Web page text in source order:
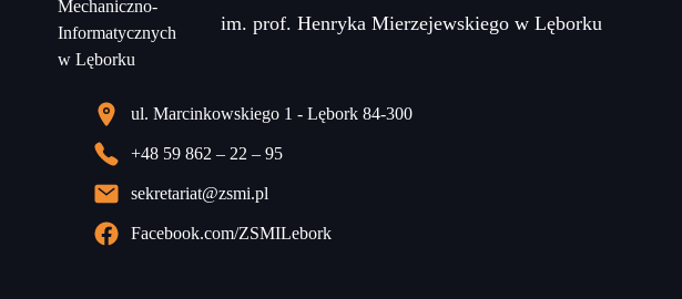
im. prof. Henryka Mierzejewskiego w Lęborku
ul. Marcinkowskiego 1 - Lębork 84-300
+48 59 862 – 22 – 95
sekretariat@zsmi.pl
Facebook.com/ZSMILebork